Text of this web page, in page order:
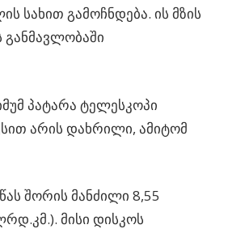
სახით გამოჩნდება. ის მზის
პატარა ტელესკოპი
არის დახრილი, ამიტომ
შორის მანძილი 8,55
მისი დისკოს